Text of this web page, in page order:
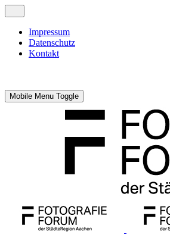
Impressum
Datenschutz
Kontakt
Mobile Menu Toggle